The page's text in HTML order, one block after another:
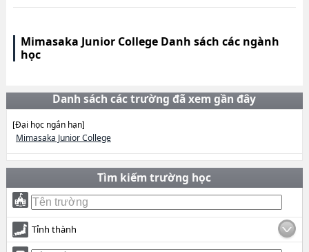
Mimasaka Junior College Danh sách các ngành
học
Danh sách các trường đã xem gần đây
[Đại học ngắn hạn]
Mimasaka Junior College
Tìm kiếm trường học
Tỉnh thành